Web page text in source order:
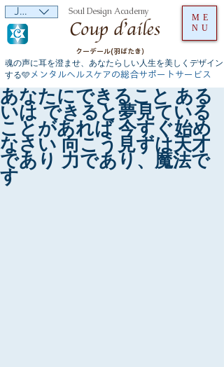
クーデール(羽ばたき）
魂の声に耳を澄ませ、あなたらしい人生を美しくデザイン
する🩵 メンタルヘルスケアの総合サポートサービス
ME
NU
JPY (¥) Soul Design Academy
あなたにできること ある
いは できると夢見ている
ことがあれば 今すぐ始め
なさい 向こう見ずは天才
であり 力であり、魔法で
す